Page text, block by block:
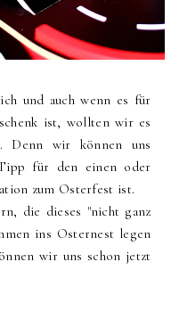
und auch wenn es für
ist, wollten wir es
Denn wir können uns
für den einen oder
zum Osterfest ist.
die dieses "nicht ganz
ins Osternest legen
wir uns schon jetzt